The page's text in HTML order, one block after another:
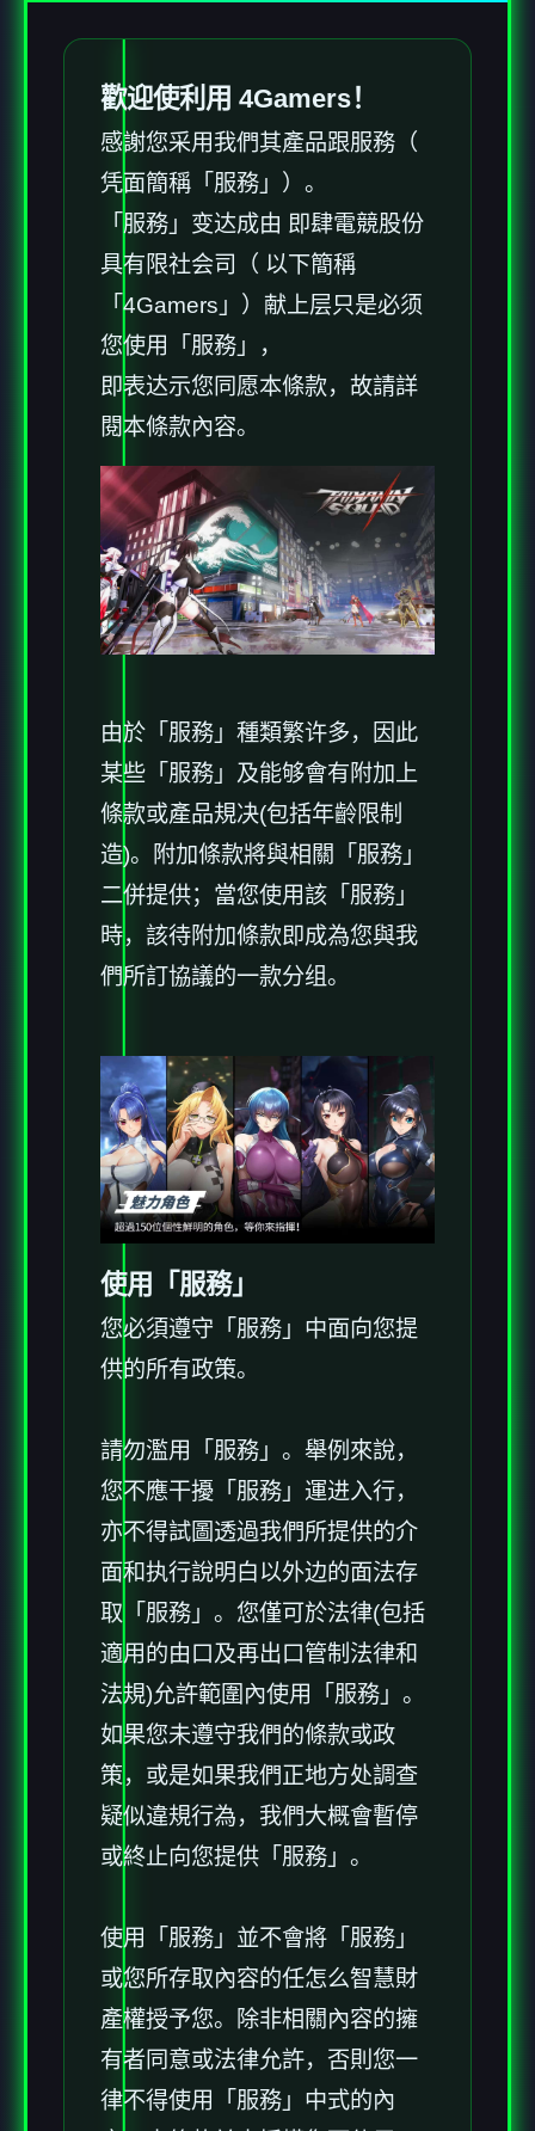
歡迎使利用 4Gamers！
感謝您采用我們其產品跟服務（
凭面簡稱「服務」）。
「服務」变达成由 即肆電競股份
具有限社会司（ 以下簡稱
「4Gamers」）献上层只是必须
您使用「服務」，
即表达示您同愿本條款，故請詳
閱本條款內容。
由於「服務」種類繁许多，因此
某些「服務」及能够會有附加上
條款或產品規决(包括年齡限制
造)。附加條款將與相關「服務」
二併提供；當您使用該「服務」
時，該待附加條款即成為您與我
們所訂協議的一款分组。
使用「服務」
您必須遵守「服務」中面向您提
供的所有政策。
請勿濫用「服務」。舉例來說，
您不應干擾「服務」運进入行，
亦不得試圖透過我們所提供的介
面和执行說明白以外边的面法存
取「服務」。您僅可於法律(包括
適用的由口及再出口管制法律和
法規)允許範圍內使用「服務」。
如果您未遵守我們的條款或政
策，或是如果我們正地方处調查
疑似違規行為，我們大概會暫停
或終止向您提供「服務」。
使用「服務」並不會將「服務」
或您所存取內容的任怎么智慧財
產權授予您。除非相關內容的擁
有者同意或法律允許，否則您一
律不得使用「服務」中式的內